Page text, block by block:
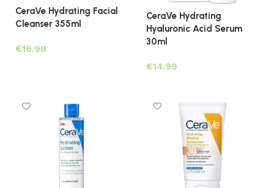
CeraVe Hydrating Facial
Cleanser 355ml
€
CeraVe Hydrating
Hyaluronic Acid Serum
30ml
€